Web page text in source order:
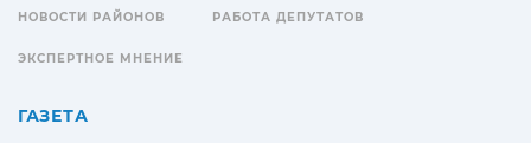
НОВОСТИ РАЙОНОВ РАБОТА ДЕПУТАТОВ
ЭКСПЕРТНОЕ МНЕНИЕ
ГАЗЕТА